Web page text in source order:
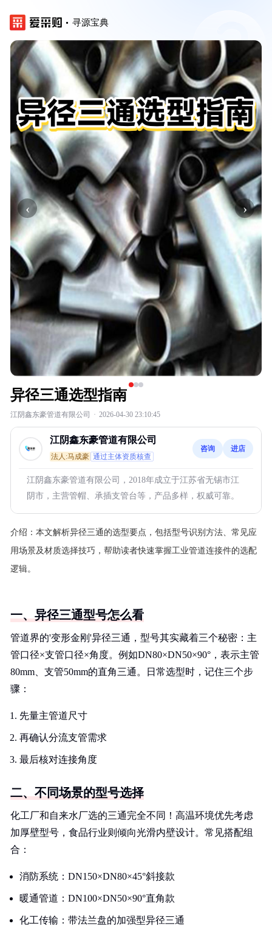
寻源宝典
‹ ›
异径三通选型指南
江阴鑫东豪管道有限公司 · 2026-04-30 23:10:45
江阴鑫东豪管道有限公司
法人:马成豪 通过主体资质核查
咨询 进店
江阴鑫东豪管道有限公司，2018年成立于江苏省无锡市江
阴市，主营管帽、承插支管台等，产品多样，权威可靠。
介绍： 本文解析异径三通的选型要点，包括型号识别方法、常见应
用场景及材质选择技巧，帮助读者快速掌握工业管道连接件的选配
逻辑。
一、异径三通型号怎么看
管道界的'变形金刚'异径三通，型号其实藏着三个秘密：主
管口径×支管口径×角度。例如DN80×DN50×90°，表示主管
80mm、支管50mm的直角三通。日常选型时，记住三个步
骤：
先量主管道尺寸
再确认分流支管需求
最后核对连接角度
二、不同场景的型号选择
化工厂和自来水厂选的三通完全不同！高温环境优先考虑
加厚壁型号，食品行业则倾向光滑内壁设计。常见搭配组
合：
消防系统：DN150×DN80×45°斜接款
暖通管道：DN100×DN50×90°直角款
化工传输：带法兰盘的加强型异径三通